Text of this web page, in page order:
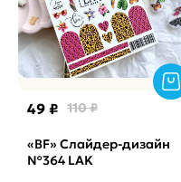
49 ₽ 110 ₽
«BF» Cлайдер-дизайн
№364 LAK